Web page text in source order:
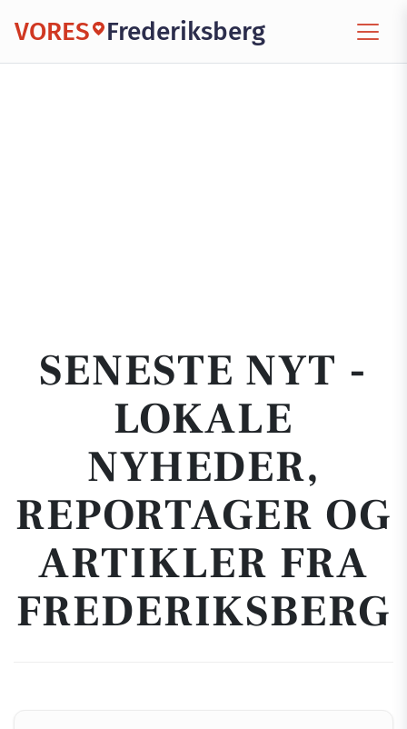
VORES Frederiksberg
SENESTE NYT -
LOKALE
NYHEDER,
REPORTAGER OG
ARTIKLER FRA
FREDERIKSBERG